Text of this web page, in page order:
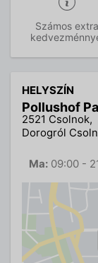
Számos extra
HELYSZÍN
Pollushof
2521 Csolnok,
Dorogról
Ma: 09:00 -